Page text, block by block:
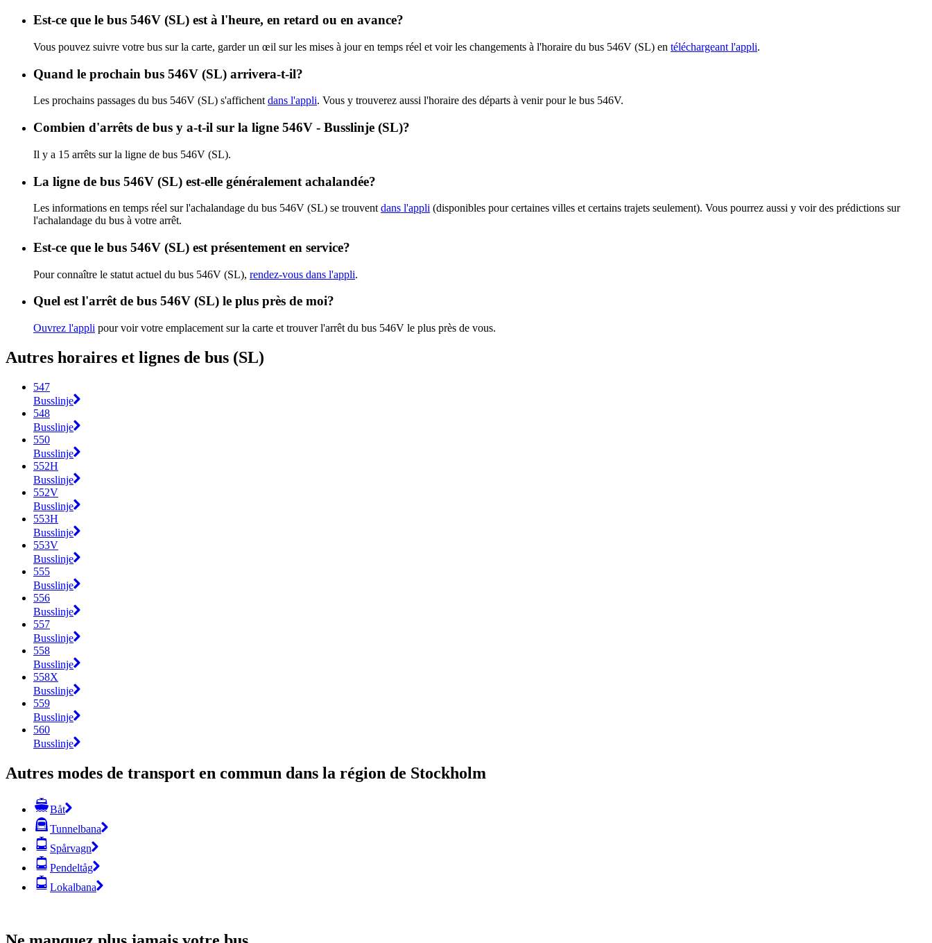
Est-ce que le bus 546V (SL) est à l'heure, en retard ou en avance?
Vous pouvez suivre votre bus sur la carte, garder un œil sur les mises à jour en temps réel et voir les changements à l'horaire du bus 546V (SL) en téléchargeant l'appli.
Quand le prochain bus 546V (SL) arrivera-t-il?
Les prochains passages du bus 546V (SL) s'affichent dans l'appli. Vous y trouverez aussi l'horaire des départs à venir pour le bus 546V.
Combien d'arrêts de bus y a-t-il sur la ligne 546V - Busslinje (SL)?
Il y a 15 arrêts sur la ligne de bus 546V (SL).
La ligne de bus 546V (SL) est-elle généralement achalandée?
Les informations en temps réel sur l'achalandage du bus 546V (SL) se trouvent dans l'appli (disponibles pour certaines villes et certains trajets seulement). Vous pourrez aussi y voir des prédictions sur
l'achalandage du bus à votre arrêt.
Est-ce que le bus 546V (SL) est présentement en service?
Pour connaître le statut actuel du bus 546V (SL), rendez-vous dans l'appli.
Quel est l'arrêt de bus 546V (SL) le plus près de moi?
Ouvrez l'appli pour voir votre emplacement sur la carte et trouver l'arrêt du bus 546V le plus près de vous.
Autres horaires et lignes de bus (SL)
547
Busslinje
548
Busslinje
550
Busslinje
552H
Busslinje
552V
Busslinje
553H
Busslinje
553V
Busslinje
555
Busslinje
556
Busslinje
557
Busslinje
558
Busslinje
558X
Busslinje
559
Busslinje
560
Busslinje
Autres modes de transport en commun dans la région de Stockholm
Båt
Tunnelbana
Spårvagn
Pendeltåg
Lokalbana